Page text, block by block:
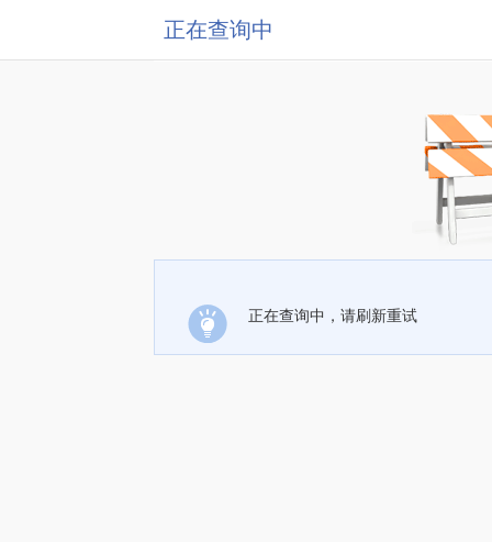
正在查询中
正在查询中，请刷新重试